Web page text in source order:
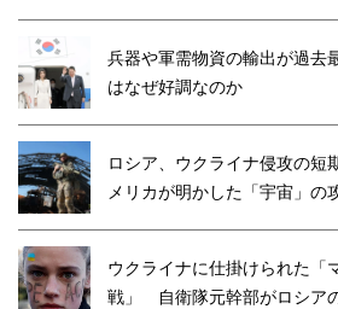
兵器や軍需物資の輸出が過
はなぜ好調なのか
ロシア、ウクライナ侵攻の短
メリカが明かした「宇宙」の
ウクライナに仕掛けられた「
戦」 自衛隊元幹部がロシア